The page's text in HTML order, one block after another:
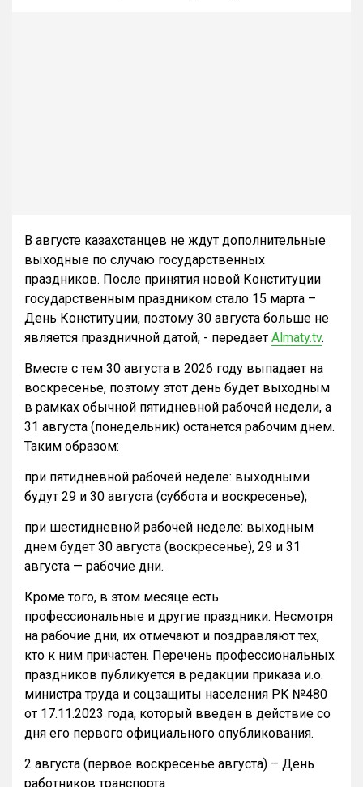
В августе казахстанцев не ждут дополнительные
выходные по случаю государственных
праздников. После принятия новой Конституции
государственным праздником стало 15 марта –
День Конституции, поэтому 30 августа больше не
является праздничной датой, - передает Almaty.tv.
Вместе с тем 30 августа в 2026 году выпадает на
воскресенье, поэтому этот день будет выходным
в рамках обычной пятидневной рабочей недели, а
31 августа (понедельник) останется рабочим днем.
Таким образом:
при пятидневной рабочей неделе: выходными
будут 29 и 30 августа (суббота и воскресенье);
при шестидневной рабочей неделе: выходным
днем будет 30 августа (воскресенье), 29 и 31
августа — рабочие дни.
Кроме того, в этом месяце есть
профессиональные и другие праздники. Несмотря
на рабочие дни, их отмечают и поздравляют тех,
кто к ним причастен. Перечень профессиональных
праздников публикуется в редакции приказа и.о.
министра труда и соцзащиты населения РК №480
от 17.11.2023 года, который введен в действие со
дня его первого официального опубликования.
2 августа (первое воскресенье августа) – День
работников транспорта